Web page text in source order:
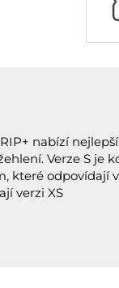
nabízí
Verze S je
které odpovídají
verzi XS